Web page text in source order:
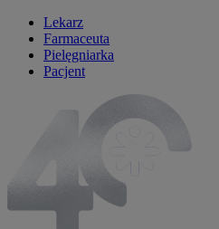
Lekarz
Farmaceuta
Pielęgniarka
Pacjent